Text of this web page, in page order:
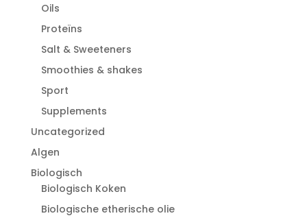
Oils
Proteïns
Salt & Sweeteners
Smoothies & shakes
Sport
Supplements
Uncategorized
Algen
Biologisch
Biologisch Koken
Biologische etherische olie